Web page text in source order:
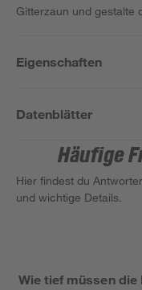
Gitterzaun und gestalte
Eigenschaften
Datenblätter
Häufige
Hier findest du
und wichtige Details.
Wie tief müssen die